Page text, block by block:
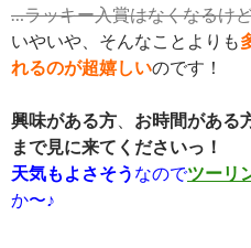
…ラッキー入賞はなくなるけ
いやいや、そんなことよりも
れるのが超嬉しいのです！
興味がある方 お時間がある
まで見に来てくださいっ！
天気もよさそう なのでツーリ
か〜♪